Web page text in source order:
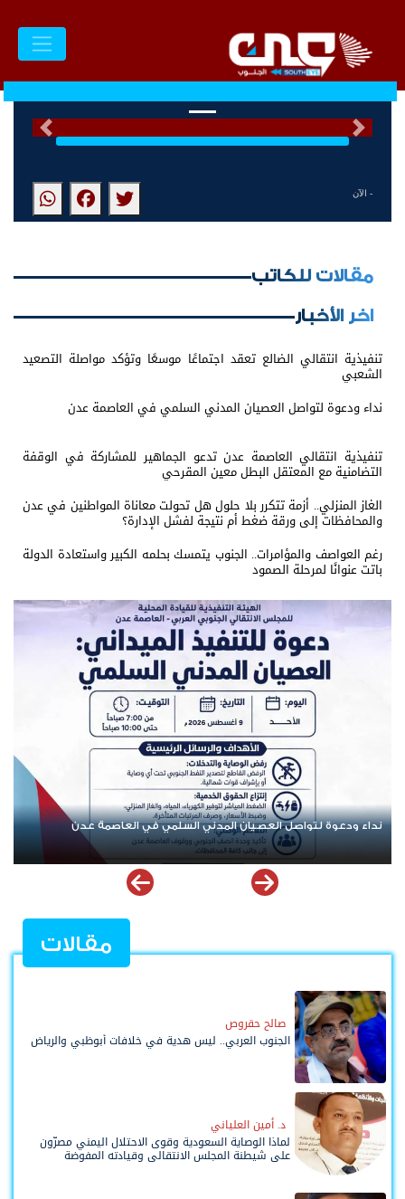
التالى السابق
- الآن
مقالات للكاتب
اخر الأخبار
تنفيذية انتقالي الضالع تعقد اجتماعًا موسعًا وتؤكد مواصلة التصعيد
الشعبي
نداء ودعوة لتواصل العصيان المدني السلمي في العاصمة عدن
تنفيذية انتقالي العاصمة عدن تدعو الجماهير للمشاركة في الوقفة
التضامنية مع المعتقل البطل معين المقرحي
الغاز المنزلي.. أزمة تتكرر بلا حلول هل تحولت معاناة المواطنين في عدن
والمحافظات إلى ورقة ضغط أم نتيجة لفشل الإدارة؟
رغم العواصف والمؤامرات.. الجنوب يتمسك بحلمه الكبير واستعادة الدولة
باتت عنوانًا لمرحلة الصمود
نداء ودعوة لتواصل العصيان المدني السلمي في العاصمة عدن
مقالات
صالح حقروص
الجنوب العربي.. ليس هدية في خلافات أبوظبي والرياض
د. أمين العلياني
لماذا الوصاية السعودية وقوى الاحتلال اليمني مصرّون
على شيطنة المجلس الانتقالي وقيادته المفوضة
وحواضنه الشعبية؟